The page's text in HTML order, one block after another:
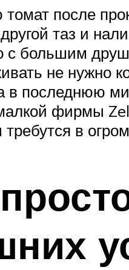
после
таз и
с большим
не нужно
последнюю
фирмы
в